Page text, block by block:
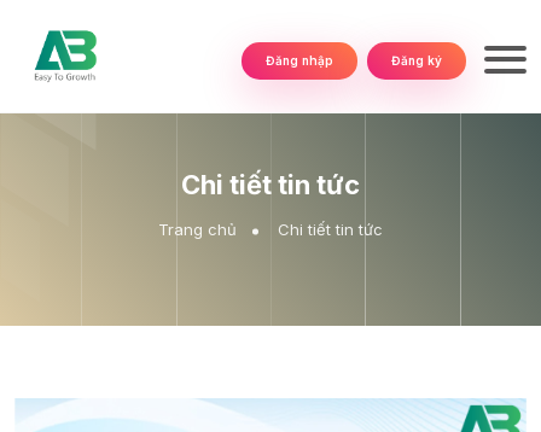
Đăng nhập Đăng ký
Chi tiết tin tức
Trang chủ Chi tiết tin tức